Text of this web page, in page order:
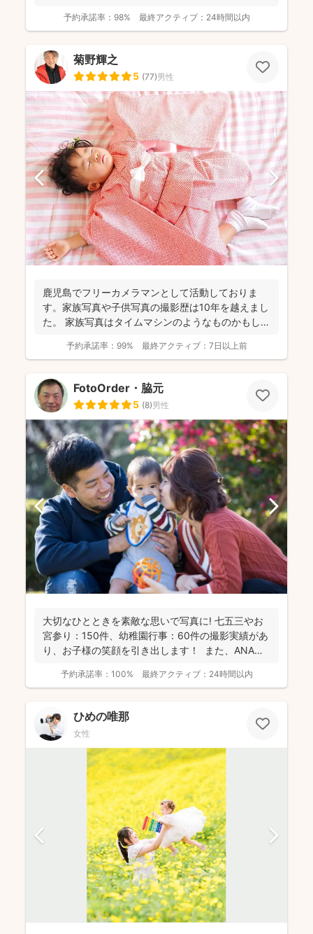
予約承諾率： 98% 最終アクティブ： 24時間以内
菊野輝之
5 (77)男性
鹿児島でフリーカメラマンとして活動しておりま
す。家族写真や子供写真の撮影歴は10年を越えまし
た。 家族写真はタイムマシンのようなものかもしれ
予約承諾率： 99% 最終アクティブ： 7日以上前
FotoOrder・脇元
5 (8)男性
大切なひとときを素敵な思いで写真に! 七五三やお
宮参り：150件、幼稚園行事：60件の撮影実績があ
り、お子様の笑顔を引き出します！ また、ANA
予約承諾率： 100% 最終アクティブ： 24時間以内
ひめの唯那
女性